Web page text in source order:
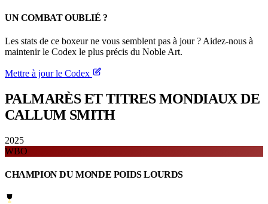
UN COMBAT OUBLIÉ ?
Les stats de ce boxeur ne vous semblent pas à jour ? Aidez-nous à
maintenir le Codex le plus précis du Noble Art.
Mettre à jour le Codex
PALMARÈS ET TITRESMONDIAUX DE
CALLUM SMITH
2025
WBO
CHAMPION DU MONDE POIDS LOURDS